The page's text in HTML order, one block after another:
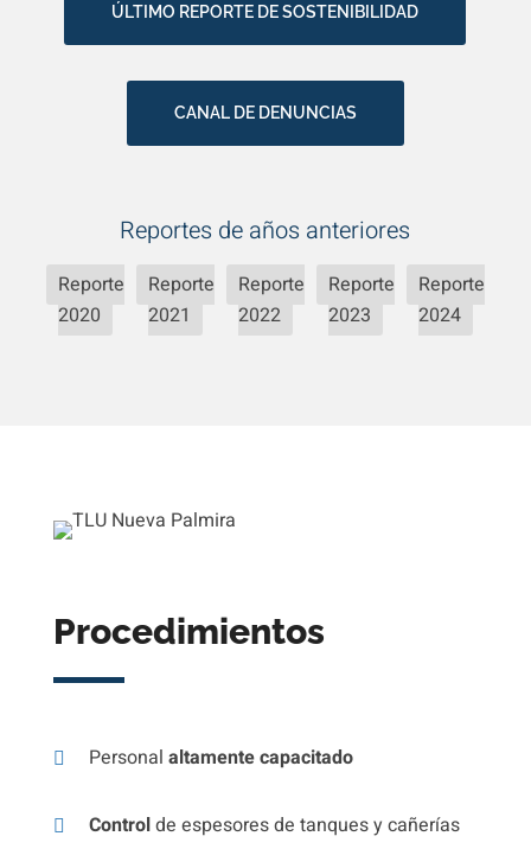
ÚLTIMO REPORTE DE SOSTENIBILIDAD
CANAL DE DENUNCIAS
Reportes de años anteriores
Reporte
2020
Reporte
2021
Reporte
2022
Reporte
2023
Reporte
2024
Procedimientos
Personal altamente capacitado
Controlde espesores de tanques y cañerías